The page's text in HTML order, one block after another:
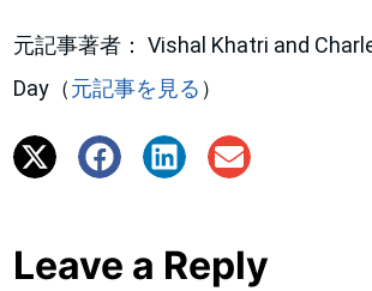
元記事著者： Vishal Khatri and
Day（元記事を見る ）
Leave a Reply